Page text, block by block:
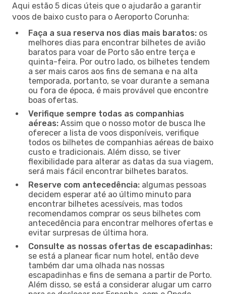
Aqui estão 5 dicas úteis que o ajudarão a garantir
voos de baixo custo para o Aeroporto Corunha:
Faça a sua reserva nos dias mais baratos: os
melhores dias para encontrar bilhetes de avião
baratos para voar de Porto são entre terça e
quinta-feira. Por outro lado, os bilhetes tendem
a ser mais caros aos fins de semana e na alta
temporada, portanto, se voar durante a semana
ou fora de época, é mais provável que encontre
boas ofertas.
Verifique sempre todas as companhias
aéreas: Assim que o nosso motor de busca lhe
oferecer a lista de voos disponíveis, verifique
todos os bilhetes de companhias aéreas de baixo
custo e tradicionais. Além disso, se tiver
flexibilidade para alterar as datas da sua viagem,
será mais fácil encontrar bilhetes baratos.
Reserve com antecedência: algumas pessoas
decidem esperar até ao último minuto para
encontrar bilhetes acessíveis, mas todos
recomendamos comprar os seus bilhetes com
antecedência para encontrar melhores ofertas e
evitar surpresas de última hora.
Consulte as nossas ofertas de escapadinhas:
se está a planear ficar num hotel, então deve
também dar uma olhada nas nossas
escapadinhas e fins de semana a partir de Porto.
Além disso, se está a considerar alugar um carro